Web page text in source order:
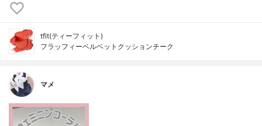
tfit(ティーフィット)
フラッフィーベルベットクッションチーク
マメ